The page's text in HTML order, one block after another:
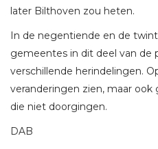
later Bilthoven zou heten.
In de negentiende en de
gemeentes in dit deel van de
verschillende herindelingen.
veranderingen zien, maar
die niet doorgingen.
DAB